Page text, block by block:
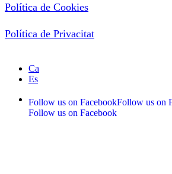
Política de Cookies
Política de Privacitat
Ca
Es
Follow us on FacebookFollow us on
Follow us on Facebook